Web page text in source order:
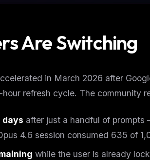
Are Switching
in March 2026 after
refresh cycle. The community
days after just a handful of
4.6 session consumed 635 of
while the user is already